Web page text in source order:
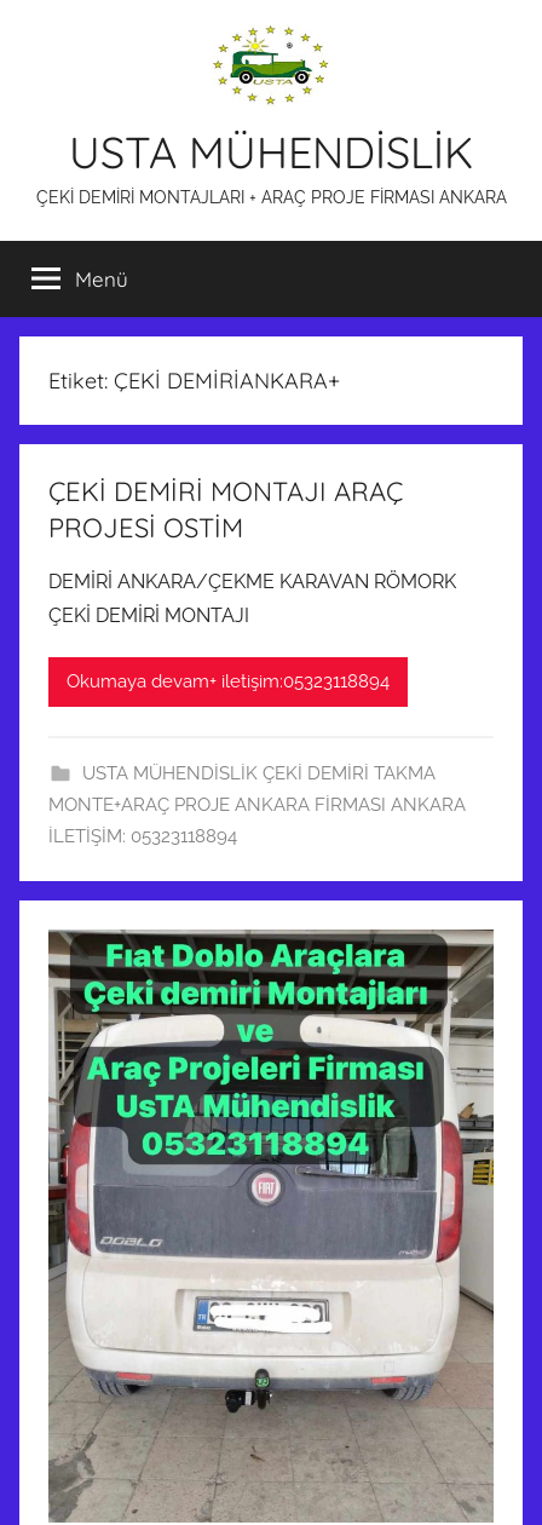
USTA MÜHENDİSLİK
ÇEKİ DEMİRİ MONTAJLARI + ARAÇ PROJE FİRMASI ANKARA
Menü
Etiket: ÇEKİ DEMİRİANKARA+
ÇEKİ DEMİRİ MONTAJI ARAÇ
PROJESİ OSTİM
DEMİRİ ANKARA/ÇEKME KARAVAN RÖMORK
ÇEKİ DEMİRİ MONTAJI
Okumaya devam+ iletişim:05323118894
USTA MÜHENDİSLİK ÇEKİ DEMİRİ TAKMA
MONTE+ARAÇ PROJE ANKARA FİRMASI ANKARA
İLETİŞİM: 05323118894